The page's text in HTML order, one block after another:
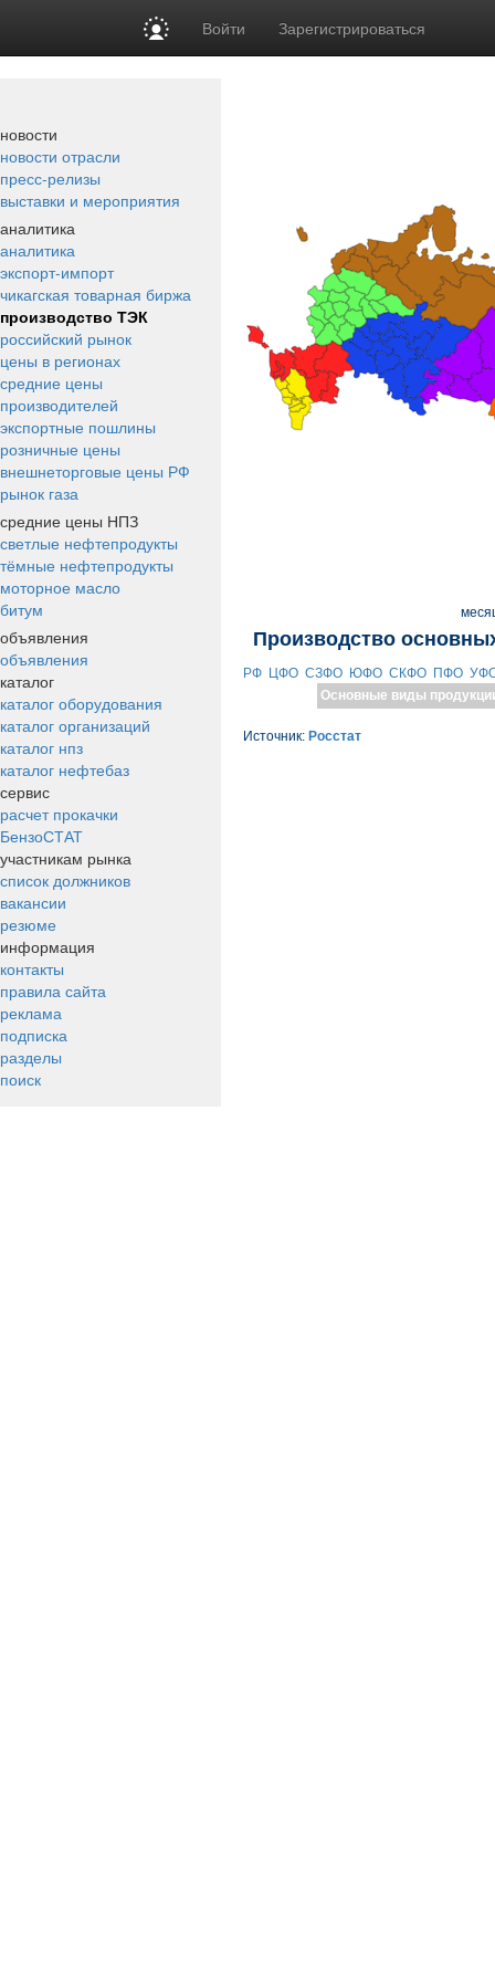
Войти Зарегистрироваться
новости
новости отрасли
пресс-релизы
выставки и мероприятия
аналитика
аналитика
экспорт-импорт
чикагская товарная биржа
производство ТЭК
российский рынок
цены в регионах
средние цены
производителей
экспортные пошлины
розничные цены
внешнеторговые цены РФ
рынок газа
средние цены НПЗ
светлые нефтепродукты
тёмные нефтепродукты
моторное масло
битум
объявления
объявления
каталог
каталог оборудования
каталог организаций
каталог нпз
каталог нефтебаз
сервис
расчет прокачки
БензоСТАТ
участникам рынка
список должников
вакансии
резюме
информация
контакты
правила сайта
реклама
подписка
разделы
поиск
Производство
РФ ЦФО СЗФО ЮФО СКФО ПФО
Основные виды
Источник: Росстат